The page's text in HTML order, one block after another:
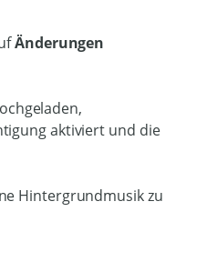
Änderungen
Hintergrundmusik zu